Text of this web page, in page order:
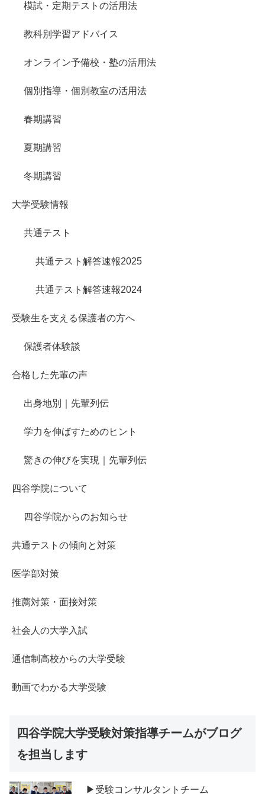
模試・定期テストの活用法
教科別学習アドバイス
オンライン予備校・塾の活用法
個別指導・個別教室の活用法
春期講習
夏期講習
冬期講習
大学受験情報
共通テスト
共通テスト解答速報2025
共通テスト解答速報2024
受験生を支える保護者の方へ
保護者体験談
合格した先輩の声
出身地別｜先輩列伝
学力を伸ばすためのヒント
驚きの伸びを実現｜先輩列伝
四谷学院について
四谷学院からのお知らせ
共通テストの傾向と対策
医学部対策
推薦対策・面接対策
社会人の大学入試
通信制高校からの大学受験
動画でわかる大学受験
四谷学院大学受験対策指導チームがブログ
を担当します
▶受験コンサルタントチーム